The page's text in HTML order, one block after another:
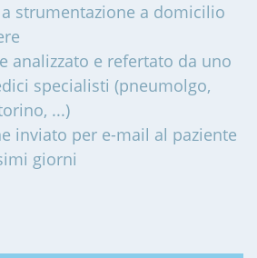
strumentazione a domicilio
analizzato e refertato da uno
specialisti (pneumolgo,
...)
inviato per e-mail al paziente
giorni